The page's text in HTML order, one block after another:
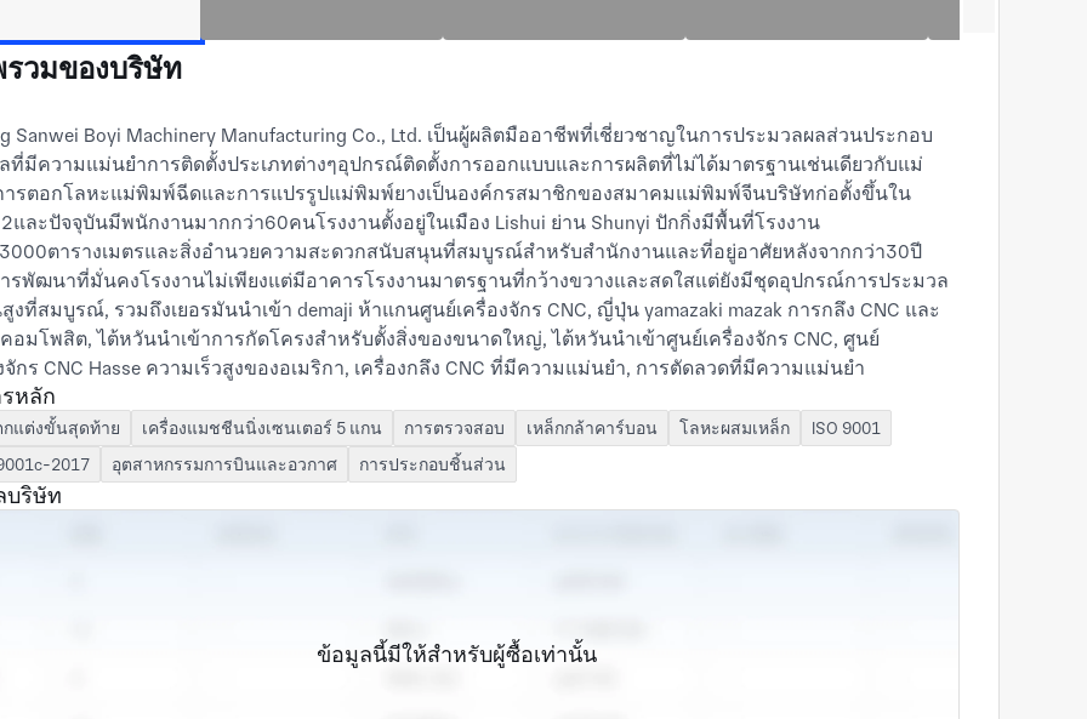
วมของบริษัท
Sanwei Boyi Machinery Manufacturing Co., Ltd. เป็นผู้ผลิตมืออาชีพที่เชี่ยวชาญในการประมวลผลส่วนประกอบ
ที่มีความแม่นยำการติดตั้งประเภทต่างๆอุปกรณ์ติดตั้งการออกแบบและการผลิตที่ไม่ได้มาตรฐานเช่นเดียวกับแม่
รตอกโลหะแม่พิมพ์ฉีดและการแปรรูปแม่พิมพ์ยางเป็นองค์กรสมาชิกของสมาคมแม่พิมพ์จีนบริษัทก่อตั้งขึ้นใน
และปัจจุบันมีพนักงานมากกว่า60คนโรงงานตั้งอยู่ในเมือง Lishui ย่าน Shunyi ปักกิ่งมีพื้นที่โรงงาน
ตารางเมตรและสิ่งอำนวยความสะดวกสนับสนุนที่สมบูรณ์สำหรับสำนักงานและที่อยู่อาศัยหลังจากกว่า30ปี
รพัฒนาที่มั่นคงโรงงานไม่เพียงแต่มีอาคารโรงงานมาตรฐานที่กว้างขวางและสดใสแต่ยังมีชุดอุปกรณ์การประมวล
งที่สมบูรณ์, รวมถึงเยอรมันนำเข้า demaji ห้าแกนศูนย์เครื่องจักร CNC, ญี่ปุ่น yamazaki mazak การกลึง CNC และ
อมโพสิต, ไต้หวันนำเข้าการกัดโครงสำหรับตั้งสิ่งของขนาดใหญ่, ไต้หวันนำเข้าศูนย์เครื่องจักร CNC, ศูนย์
จักร CNC Hasse ความเร็วสูงของอเมริกา, เครื่องกลึง CNC ที่มีความแม่นยำ, การตัดลวดที่มีความแม่นยำ
จักร CNC ไฟฟ้า, การประมวลผลเครื่องบดขึ้นรูปที่แม่นยำนอกจากนี้ยังมีอุปกรณ์การประมวลผลและการทดสอบที่
ลุมเช่นเครื่องเจาะความแม่นยำ1-100T, เครื่องการฉีดขึ้นรูปพลาสติก, เครื่องวัดพิกัดอัตโนมัติของสวีเดน, และ
มือถ่ายภาพนำเข้าจากญี่ปุ่น
กกว่า30ปีของการสะสมทางเทคโนโลยีบริษัทประกอบด้วยทีมของผู้ประกอบการที่มีทักษะที่มีพรสวรรค์และมี
ดียวกันโดยใช้วิธีการจัดการองค์กรที่ทันสมัยและปีของวัฒนธรรมองค์กรสะสมเราได้สร้างความสัมพันธ์ที่สนับสนุน
หลัก
กแต่งขั้นสุดท้าย เครื่องแมชชีนนิ่งเซนเตอร์ 5 แกน การตรวจสอบ เหล็กกล้าคาร์บอน โลหะผสมเหล็ก
ISO 9001
2017
อุตสาหกรรมการบินและอวกาศ การประกอบชิ้นส่วน
บริษัท
ข้อมูลนี้มีให้สำหรับผู้ซื้อเท่านั้น